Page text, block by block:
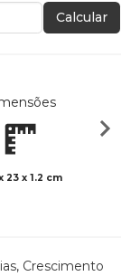
Calcular
23 x 1.2 cm
, Crescimento